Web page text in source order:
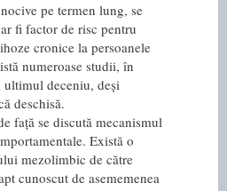
pe termen lung, se
fi factor de risc pentru
cronice la persoanele
numeroase studii, în
deceniu, deși
deschisă.
față se discută mecanismul
Există o
mezolimbic de către
cunoscut de asememenea